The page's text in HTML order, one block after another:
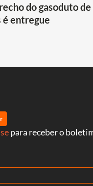
do gasoduto de
é entregue
para receber o